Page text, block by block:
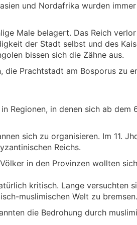
und Nordafrika wurden
Male belagert. Das Reich
der Stadt selbst und des
bissen sich die Zähne aus.
die Prachtstadt am Bosporus zu
Regionen, in denen sich ab dem
sich zu organisieren. Im 11.
Reichs.
in den Provinzen wollten
kritisch. Lange versuchten
muslimischen Welt zu bremsen.
die Bedrohung durch